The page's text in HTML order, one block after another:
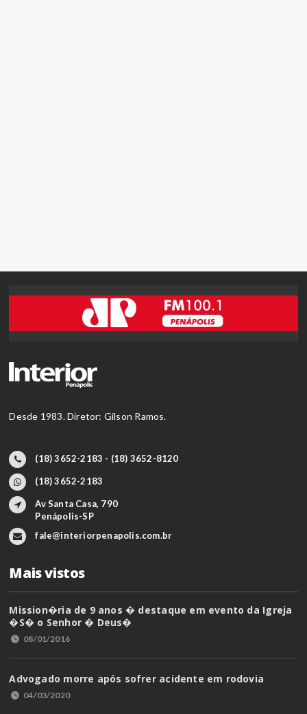
Desde 1983. Diretor: Gilson Ramos.
(18) 3652-2183 - (18) 3652-8120
(18) 3652-2183
Av Santa Casa, 790
Penápolis-SP
fale@interiorpenapolis.com.br
Mais vistos
Mission�ria de 9 anos � destaque em evento da Igreja
�S� o Senhor � Deus�
08/01/2016
Advogado morre após sofrer acidente em rodovia
04/03/2020